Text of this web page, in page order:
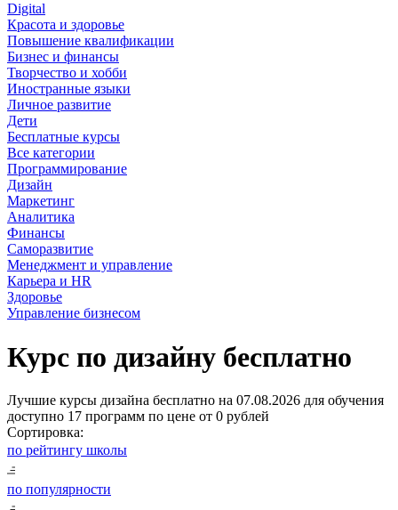
Digital
Красота и здоровье
Повышение квалификации
Бизнес и финансы
Творчество и хобби
Иностранные языки
Личное развитие
Дети
Бесплатные курсы
Все категории
Программирование
Дизайн
Маркетинг
Аналитика
Финансы
Саморазвитие
Менеджмент и управление
Карьера и HR
Здоровье
Управление бизнесом
Курс по дизайну бесплатно
Лучшие курсы дизайна бесплатно на 07.08.2026 для обучения
доступно 17 программ по цене от 0 рублей
Сортировка:
по рейтингу школы
по популярности